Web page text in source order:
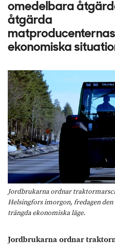
omedelbara
åtgärda
ekonomiska
Jordbrukarna ordnar
Helsingfors imorgon, fredagen den
trängda ekonomiska läge.
Jordbrukarna ordnar